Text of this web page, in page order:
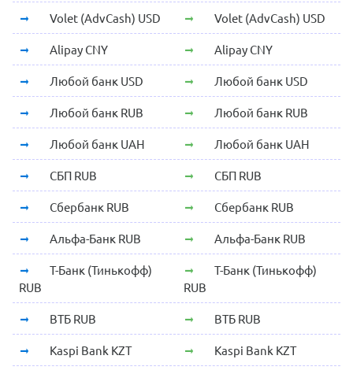
Volet (AdvCash) USD Volet (AdvCash) USD
Alipay CNY Alipay CNY
Любой банк USD Любой банк USD
Любой банк RUB Любой банк RUB
Любой банк UAH Любой банк UAH
СБП RUB СБП RUB
Сбербанк RUB Сбербанк RUB
Альфа-Банк RUB Альфа-Банк RUB
Т-Банк (Тинькофф)
RUB
Т-Банк (Тинькофф)
RUB
ВТБ RUB ВТБ RUB
Kaspi Bank KZT Kaspi Bank KZT